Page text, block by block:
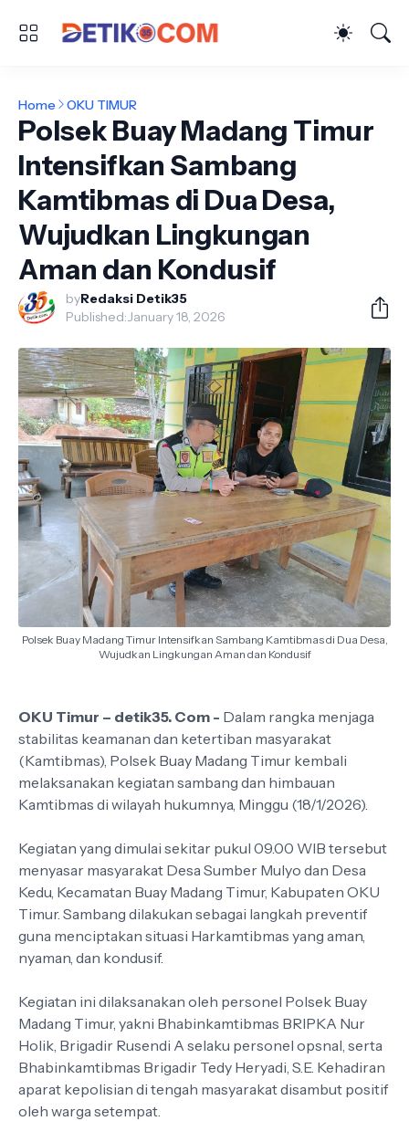
Home OKU TIMUR
Polsek Buay Madang Timur
Intensifkan Sambang
Kamtibmas di Dua Desa,
Wujudkan Lingkungan
Aman dan Kondusif
byRedaksi Detik35
Published:January 18, 2026
Polsek Buay Madang Timur Intensifkan Sambang Kamtibmas di Dua Desa,
Wujudkan Lingkungan Aman dan Kondusif
OKU Timur – detik35. Com - Dalam rangka menjaga
stabilitas keamanan dan ketertiban masyarakat
(Kamtibmas), Polsek Buay Madang Timur kembali
melaksanakan kegiatan sambang dan himbauan
Kamtibmas di wilayah hukumnya, Minggu (18/1/2026).
Kegiatan yang dimulai sekitar pukul 09.00 WIB tersebut
menyasar masyarakat Desa Sumber Mulyo dan Desa
Kedu, Kecamatan Buay Madang Timur, Kabupaten OKU
Timur. Sambang dilakukan sebagai langkah preventif
guna menciptakan situasi Harkamtibmas yang aman,
nyaman, dan kondusif.
Kegiatan ini dilaksanakan oleh personel Polsek Buay
Madang Timur, yakni Bhabinkamtibmas BRIPKA Nur
Holik, Brigadir Rusendi A selaku personel opsnal, serta
Bhabinkamtibmas Brigadir Tedy Heryadi, S.E. Kehadiran
aparat kepolisian di tengah masyarakat disambut positif
oleh warga setempat.